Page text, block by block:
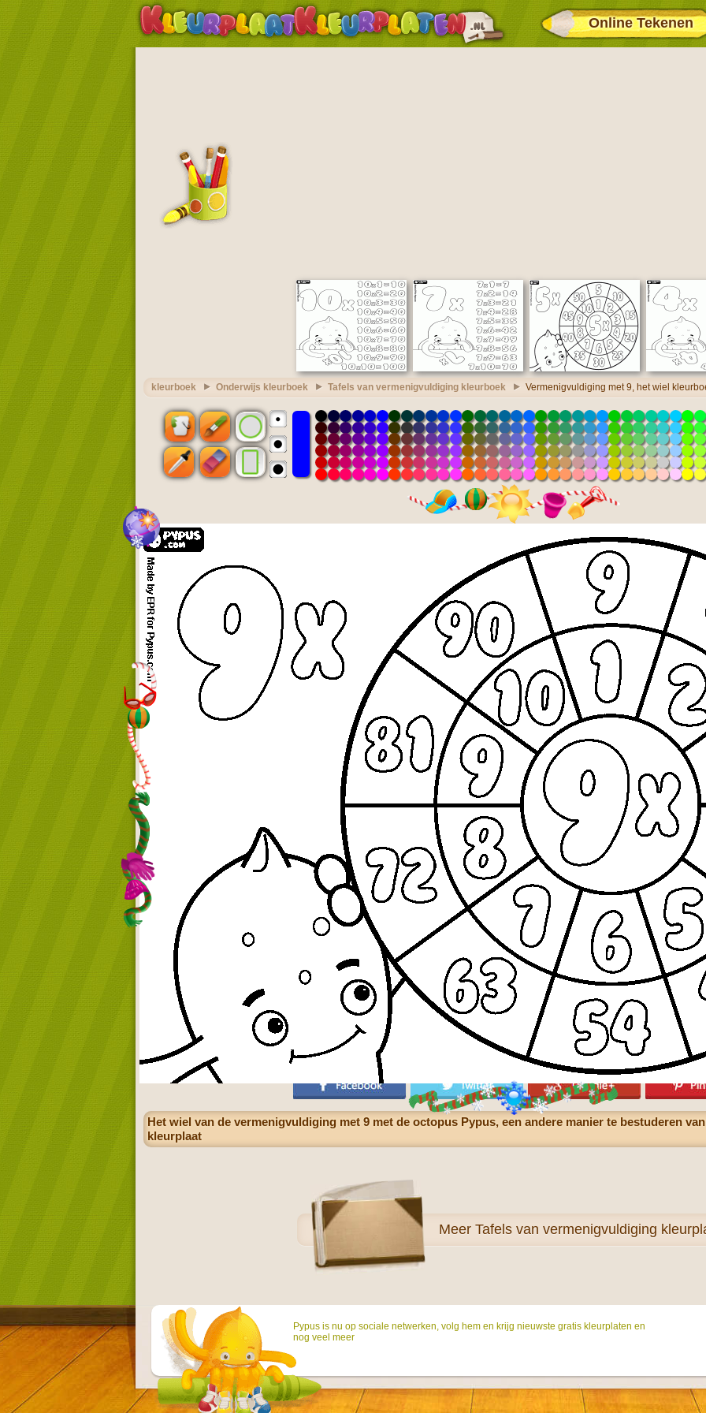
Online Tekenen
kleurboek Onderwijs kleurboek Tafels van vermenigvuldiging kleurboek Vermenigvuldiging met 9, het wiel
Het wiel van de vermenigvuldiging met 9 met de octopus Pypus, een andere manier te bestuderen
kleurplaat
Meer Tafels van vermenigvuldiging
Pypus is nu op sociale netwerken, volg hem en krijg nieuwste gratis kleurplaten en
nog veel meer